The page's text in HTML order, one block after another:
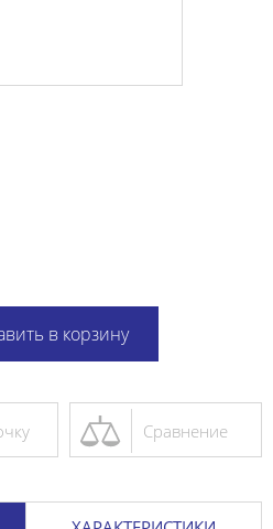
в корзину
Сравнение